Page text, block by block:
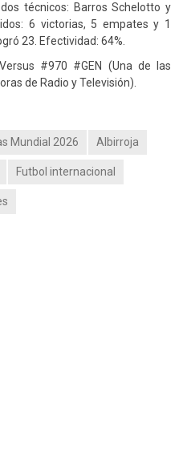
técnicos: Barros Schelotto y
6 victorias, 5 empates y 1
23. Efectividad: 64%.
#970 #GEN (Una de las
de Radio y Televisión).
Mundial 2026 Albirroja
Futbol internacional